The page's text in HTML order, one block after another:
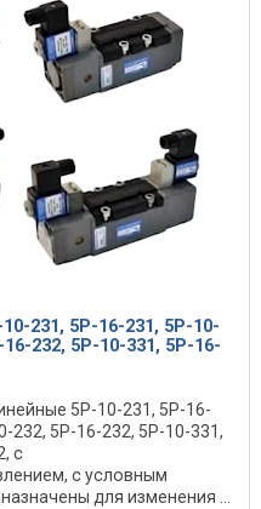
231, 5Р-16-231, 5Р-10-
232, 5Р-10-331, 5Р-16-
5Р-10-231, 5Р-16-
232, 5Р-16-232, 5Р-10-331,
с
с условным
для изменения ...